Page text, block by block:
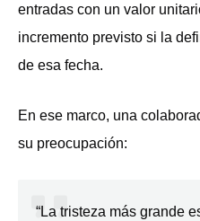
entradas con un valor
incremento previsto si la
de esa fecha.
En ese marco, una
su preocupación:
“La tristeza más grande